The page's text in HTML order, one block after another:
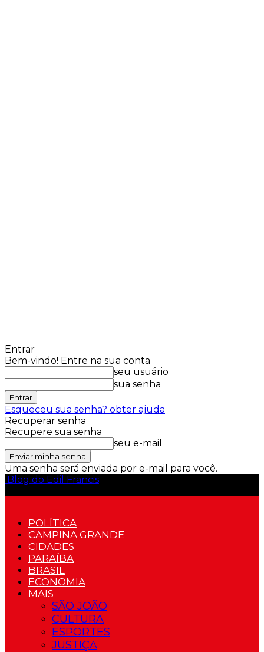
Entrar
Bem-vindo! Entre na sua conta
seu usuário
sua senha
Esqueceu sua senha? obter ajuda
Recuperar senha
Recupere sua senha
seu e-mail
Uma senha será enviada por e-mail para você.
Blog do Edil Francis
POLÍTICA
CAMPINA GRANDE
CIDADES
PARAÍBA
BRASIL
ECONOMIA
MAIS
SÃO JOÃO
CULTURA
ESPORTES
JUSTIÇA